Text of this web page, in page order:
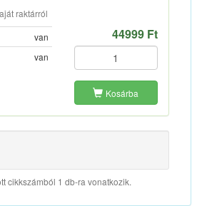
raktárról
van
van
44999 Ft
Kosárba
cikkszámból 1 db-ra vonatkozik.